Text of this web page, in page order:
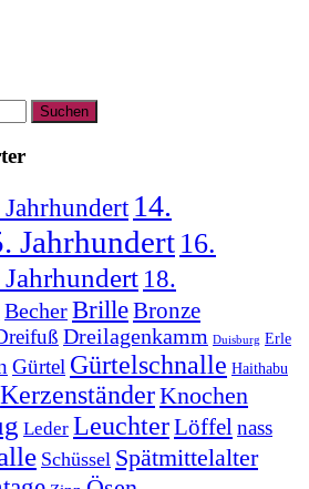
Suchen
Jahrhundert 14.
Jahrhundert 16.
Jahrhundert 18.
BecherBrilleBronze
Dreilagenkamm Duisburg Erle
Gürtel Gürtelschnalle Haithabu
KerzenständerKnochen
Leder LeuchterLöffelnass
Schüssel Spätmittelalter